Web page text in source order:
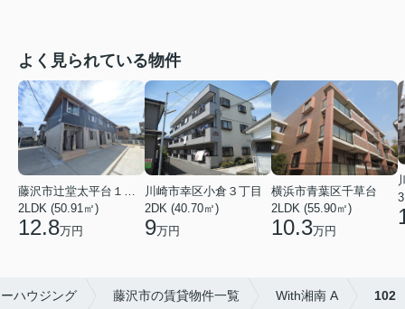
よく見られている物件
2LDK (50.91㎡)
12.8万円
川崎市幸区小倉３丁目
2DK (40.70㎡)
9万円
横浜市青葉区千草台
2LDK (55.90㎡)
10.3万円
ハウジング 藤沢市の賃貸物件一覧 With湘南 A 102